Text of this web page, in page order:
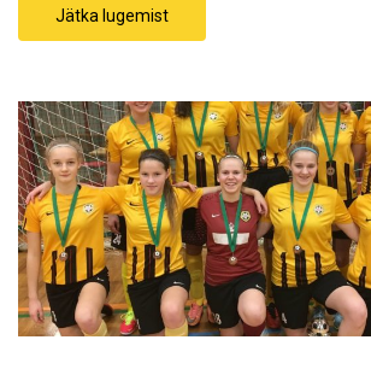
Jätka lugemist